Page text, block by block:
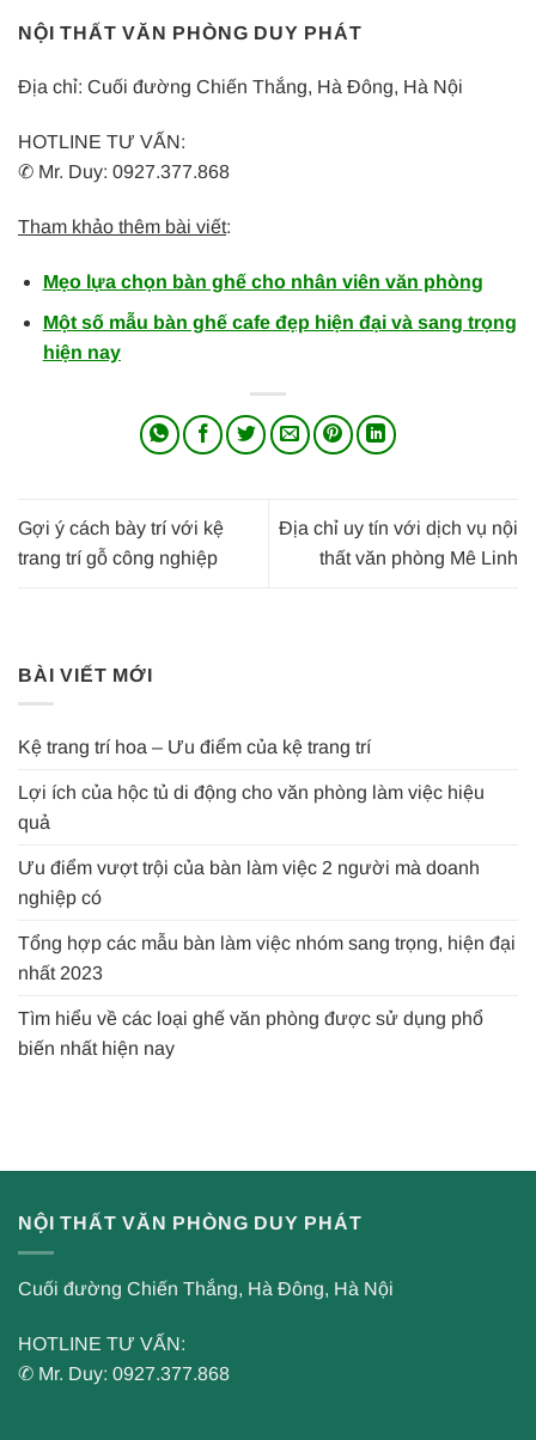
NỘI THẤT VĂN PHÒNG DUY PHÁT
Địa chỉ: Cuối đường Chiến Thắng, Hà Đông, Hà Nội
HOTLINE TƯ VẤN:
✆ Mr. Duy: 0927.377.868
Tham khảo thêm bài viết:
Mẹo lựa chọn bàn ghế cho nhân viên văn phòng
Một số mẫu bàn ghế cafe đẹp hiện đại và sang trọng
hiện nay
Gợi ý cách bày trí với kệ
trang trí gỗ công nghiệp
Địa chỉ uy tín với dịch vụ nội
thất văn phòng Mê Linh
BÀI VIẾT MỚI
Kệ trang trí hoa – Ưu điểm của kệ trang trí
Lợi ích của hộc tủ di động cho văn phòng làm việc hiệu
quả
Ưu điểm vượt trội của bàn làm việc 2 người mà doanh
nghiệp có
Tổng hợp các mẫu bàn làm việc nhóm sang trọng, hiện đại
nhất 2023
Tìm hiểu về các loại ghế văn phòng được sử dụng phổ
biến nhất hiện nay
NỘI THẤT VĂN PHÒNG DUY PHÁT
Cuối đường Chiến Thắng, Hà Đông, Hà Nội
HOTLINE TƯ VẤN:
✆ Mr. Duy: 0927.377.868